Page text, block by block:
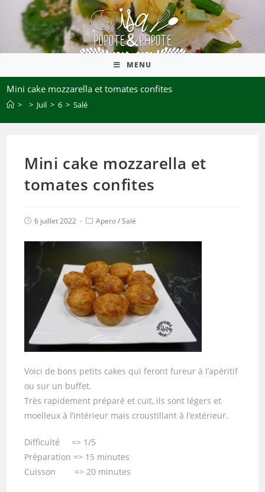
MENU
Mini cake mozzarella et tomates confites
> > Juil > 6 > Salé
Mini cake mozzarella et
tomates confites
6 juillet 2022 Apero/Salé
Voici de bons petits cakes qui feront fureur à l’apéritif
ou sur un buffet.
Très rapidement préparé et cuit, ils sont légers et
moelleux à l’intérieur mais croustillant à l’extérieur.
Difficulté => 1/5
Préparation => 15 minutes
Cuisson => 20 minutes